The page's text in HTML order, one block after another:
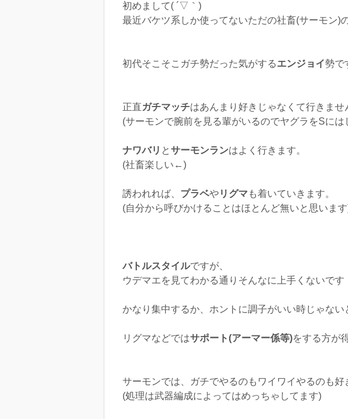
初めまして( ´▽｀)
最近バケツ系しか使ってないただの社畜(サーモン)
初代そこそこガチ勢だった気がするエンジョイ勢で
正直ガチマッチはあんまり好きじゃなくて行きませ
(サーモンで腕前を見る輩がいるのでヤグラをSには
ナワバリ とサーモンランはよく行きます。
(社畜楽しい←)
誘われれば、 プラベやリグマ も着いていきます。
(自分から呼びかけることはほとんど無いと思いま
バトルスタイルですが、
ウデマエを見てわかる通りそんなに上手くないです
かなり集中するか、ホントに調子がいい時じゃない
リグマなどではサポート(アーマー係等)をする方が
サーモンでは、ガチでやるのもワイワイやるのも好
(処理は武器編成によってはめっちゃしてます)